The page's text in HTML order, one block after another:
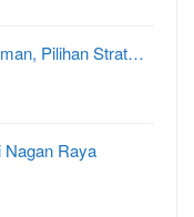
Pilihan Strat…
Nagan Raya